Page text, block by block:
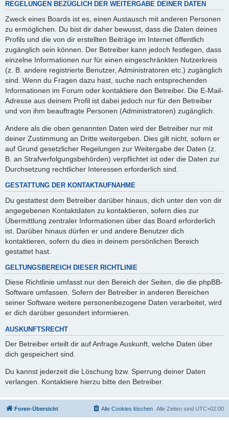
REGELUNGEN BEZÜGLICH DER WEITERGABE DEINER DATEN
Zweck eines Boards ist es, einen Austausch mit anderen Personen
zu ermöglichen. Du bist dir daher bewusst, dass die Daten deines
Profils und die von dir erstellten Beiträge im Internet öffentlich
zugänglich sein können. Der Betreiber kann jedoch festlegen, dass
einzelne Informationen nur für einen eingeschränkten Nutzerkreis
(z. B. andere registrierte Benutzer, Administratoren etc.) zugänglich
sind. Wenn du Fragen dazu hast, suche nach entsprechenden
Informationen im Forum oder kontaktiere den Betreiber. Die E-Mail-
Adresse aus deinem Profil ist dabei jedoch nur für den Betreiber
und von ihm beauftragte Personen (Administratoren) zugänglich.
Andere als die oben genannten Daten wird der Betreiber nur mit
deiner Zustimmung an Dritte weitergeben. Dies gilt nicht, sofern er
auf Grund gesetzlicher Regelungen zur Weitergabe der Daten (z.
B. an Strafverfolgungsbehörden) verpflichtet ist oder die Daten zur
Durchsetzung rechtlicher Interessen erforderlich sind.
GESTATTUNG DER KONTAKTAUFNAHME
Du gestattest dem Betreiber darüber hinaus, dich unter den von dir
angegebenen Kontaktdaten zu kontaktieren, sofern dies zur
Übermittlung zentraler Informationen über das Board erforderlich
ist. Darüber hinaus dürfen er und andere Benutzer dich
kontaktieren, sofern du dies in deinem persönlichen Bereich
gestattet hast.
GELTUNGSBEREICH DIESER RICHTLINIE
Diese Richtlinie umfasst nur den Bereich der Seiten, die die phpBB-
Software umfassen. Sofern der Betreiber in anderen Bereichen
seiner Software weitere personenbezogene Daten verarbeitet, wird
er dich darüber gesondert informieren.
AUSKUNFTSRECHT
Der Betreiber erteilt dir auf Anfrage Auskunft, welche Daten über
dich gespeichert sind.
Du kannst jederzeit die Löschung bzw. Sperrung deiner Daten
verlangen. Kontaktiere hierzu bitte den Betreiber.
Foren-Übersicht Alle Zeiten sind UTC+02:00
Alle Cookies löschen